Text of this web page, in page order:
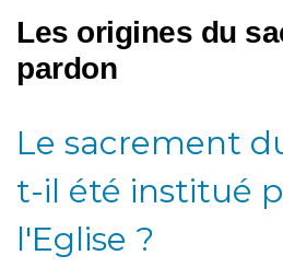
Les origines du
pardon
Le sacrement
t-il été institué
l'Eglise ?